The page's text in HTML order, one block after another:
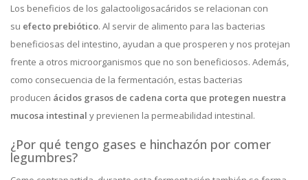
Los beneficios de los galactooligosacáridos se relacionan con
su efecto prebiótico. Al servir de alimento para las bacterias
beneficiosas del intestino, ayudan a que prosperen y nos protejan
frente a otros microorganismos que no son beneficiosos. Además,
como consecuencia de la fermentación, estas bacterias
producen ácidos grasos de cadena corta que protegen nuestra
mucosa intestinal y previenen la permeabilidad intestinal.
¿Por qué tengo gases e hinchazón por comer
legumbres?